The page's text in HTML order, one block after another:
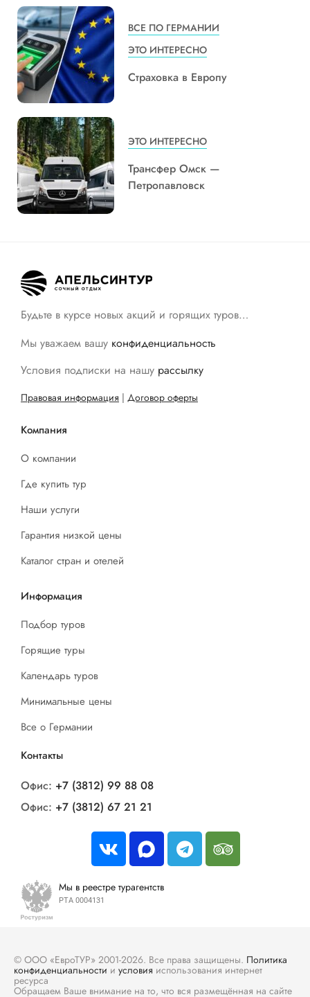
ВСЕ ПО ГЕРМАНИИ
ЭТО ИНТЕРЕСНО
Страховка в Европу
ЭТО ИНТЕРЕСНО
Трансфер Омск —
Петропавловск
Будьте в курсе новых акций и горящих туров…
Мы уважаем вашу конфиденциальность
Условия подписки на нашу рассылку
Правовая информация | Договор оферты
Компания
О компании
Где купить тур
Наши услуги
Гарантия низкой цены
Каталог стран и отелей
Информация
Подбор туров
Горящие туры
Календарь туров
Минимальные цены
Все о Германии
Контакты
Офис: +7 (3812) 99 88 08
Офис: +7 (3812) 67 21 21
Мы в реестре турагентств
РТА 0004131
© ООО «ЕвроТУР» 2001-2026. Все права защищены. Политика
конфиденциальности и условия использования интернет
ресурса
Обращаем Ваше внимание на то, что вся размещённая на сайте